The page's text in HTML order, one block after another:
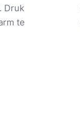
Druk
te